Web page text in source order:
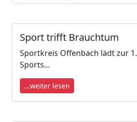
Sport trifft Brauchtum
Sportkreis Offenbach lädt zur
Sports...
...weiter lesen